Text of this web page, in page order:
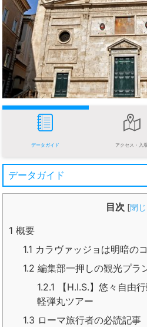
データガイド アクセス・入
データガイド
目次 [閉
1 概要
1.1 カラヴァッジョは明暗の
1.2 編集部一押しの観光プラ
1.2.1 【H.I.S.】悠々自由
軽弾丸ツアー
1.3 ローマ旅行者の必読記事